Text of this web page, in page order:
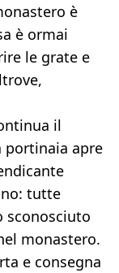
è
è ormai
le grate e
il
portinaia apre
tutte
sconosciuto
monastero.
e consegna